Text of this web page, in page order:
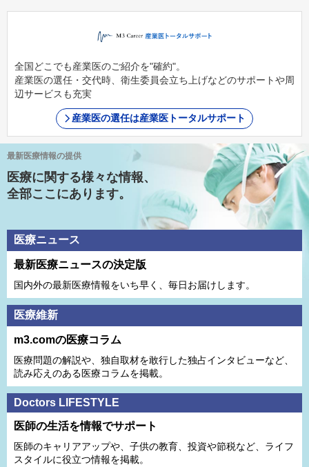
全国どこでも産業医のご紹介を"確約"。
産業医の選任・交代時、衛生委員会立ち上げなどのサポートや周
辺サービスも充実
産業医の選任は産業医トータルサポート
最新医療情報の提供
医療に関する様々な情報、
全部ここにあります。
医療ニュース
最新医療ニュースの決定版
国内外の最新医療情報をいち早く、毎日お届けします。
医療維新
m3.comの医療コラム
医療問題の解説や、独⾃取材を敢⾏した独占インタビューなど、
読み応えのある医療コラムを掲載。
Doctors LIFESTYLE
医師の生活を情報でサポート
医師のキャリアアップや、子供の教育、投資や節税など、ライフ
スタイルに役立つ情報を掲載。